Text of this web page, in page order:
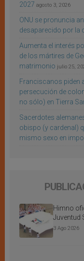
2027 agosto 3, 2026
ONU se pronuncia
desaparecido por la
Aumenta el interés
de los mártires de
matrimonio julio 25,
Franciscanos piden
persecución de
no sólo) en Tierra
Sacerdotes
obispo (y cardenal)
mismo sexo en
Himno
Juventud
3 Ago 2026